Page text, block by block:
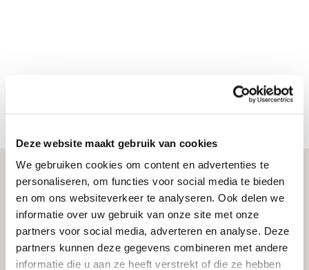
Deze website maakt gebruik van cookies
We gebruiken cookies om content en advertenties te
personaliseren, om functies voor social media te bieden
en om ons websiteverkeer te analyseren. Ook delen we
informatie over uw gebruik van onze site met onze
partners voor social media, adverteren en analyse. Deze
partners kunnen deze gegevens combineren met andere
informatie die u aan ze heeft verstrekt of die ze hebben